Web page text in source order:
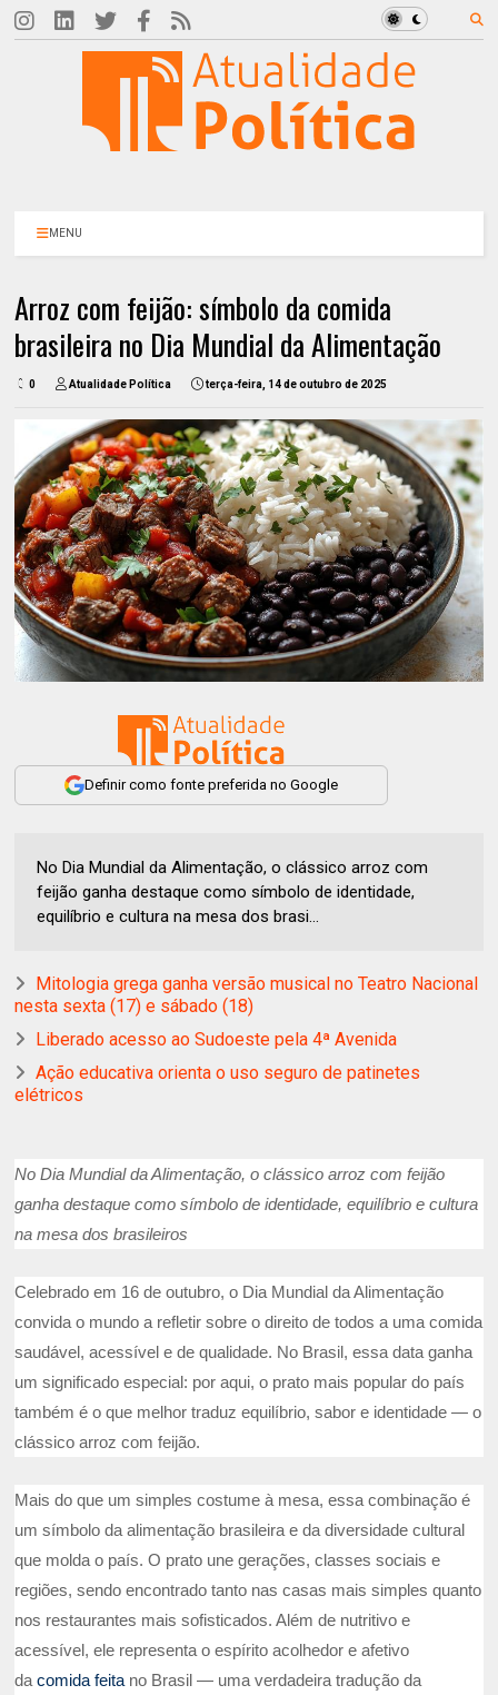
MENU
Arroz com feijão: símbolo da comida
brasileira no Dia Mundial da Alimentação
0 Atualidade Política terça-feira, 14 de outubro de 2025
Definir como fonte preferida no Google
No Dia Mundial da Alimentação, o clássico arroz com
feijão ganha destaque como símbolo de identidade,
equilíbrio e cultura na mesa dos brasi...
Mitologia grega ganha versão musical no Teatro Nacional
nesta sexta (17) e sábado (18)
Liberado acesso ao Sudoeste pela 4ª Avenida
Ação educativa orienta o uso seguro de patinetes
elétricos
No Dia Mundial da Alimentação, o clássico arroz com feijão
ganha destaque como símbolo de identidade, equilíbrio e cultura
na mesa dos brasileiros
Celebrado em 16 de outubro, o Dia Mundial da Alimentação
convida o mundo a refletir sobre o direito de todos a uma comida
saudável, acessível e de qualidade. No Brasil, essa data ganha
um significado especial: por aqui, o prato mais popular do país
também é o que melhor traduz equilíbrio, sabor e identidade — o
clássico arroz com feijão.
Mais do que um simples costume à mesa, essa combinação é
um símbolo da alimentação brasileira e da diversidade cultural
que molda o país. O prato une gerações, classes sociais e
regiões, sendo encontrado tanto nas casas mais simples quanto
nos restaurantes mais sofisticados. Além de nutritivo e
acessível, ele representa o espírito acolhedor e afetivo
dacomida feita no Brasil — uma verdadeira tradução da